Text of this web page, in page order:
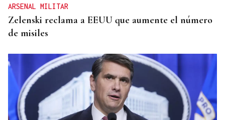
ARSENAL MILITAR
Zelenski reclama a EEUU que aumente el número
de misiles